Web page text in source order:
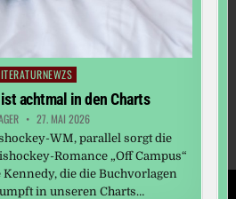
achtmal in den Charts
27. MAI 2026
WM, parallel sorgt die
Romance „Off Campus“
die die Buchvorlagen
in unseren Charts…